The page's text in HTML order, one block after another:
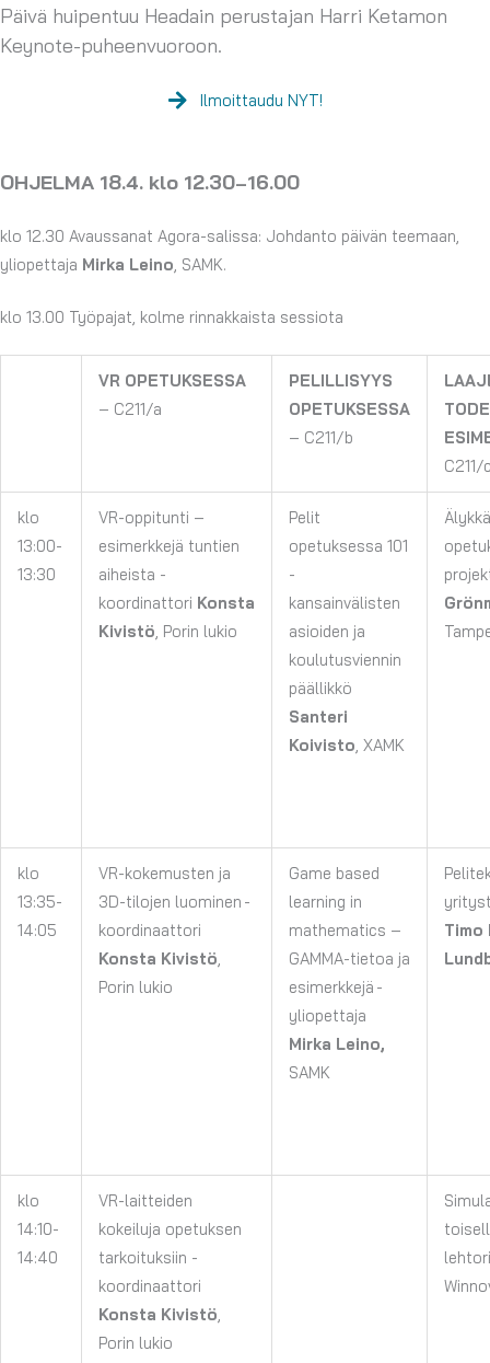
Päivä huipentuu Headain perustajan Harri Ketamon
Keynote-puheenvuoroon.
Ilmoittaudu NYT!
OHJELMA 18.4. klo 12.30–16.00
klo 12.30 Avaussanat Agora-salissa: Johdanto päivän teemaan
yliopettaja Mirka Leino , SAMK.
klo 13.00 Työpajat, kolme rinnakkaista sessiota
VR OPETUKSESSA
– C211/a
PELILLISYYS
OPETUKSESSA
– C211/b
C211/
klo
13:00-
13:30
VR-oppitunti –
esimerkkejä tuntien
aiheista -
koordinattori Konsta
Kivistö, Porin lukio
Pelit
opetuksessa 101
-
kansainvälisten
asioiden ja
koulutusviennin
päällikkö
Santeri
Koivisto, XAMK
klo
13:35-
14:05
VR-kokemusten ja
3D-tilojen luominen -
koordinaattori
Konsta Kivistö,
Porin lukio
Game based
learning in
mathematics –
GAMMA-tietoa ja
esimerkkejä -
yliopettaja
Mirka Leino,
SAMK
Timo
klo
14:10-
14:40
VR-laitteiden
kokeiluja opetuksen
tarkoituksiin -
koordinaattori
Konsta Kivistö,
Porin lukio